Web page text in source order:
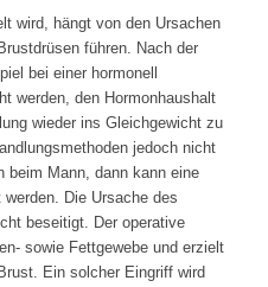
wird, hängt von den Ursachen
führen. Nach der
bei einer hormonell
werden, den Hormonhaushalt
wieder ins Gleichgewicht zu
jedoch nicht
beim Mann, dann kann eine
Die Ursache des
beseitigt. Der operative
sowie Fettgewebe und erzielt
Ein solcher Eingriff wird